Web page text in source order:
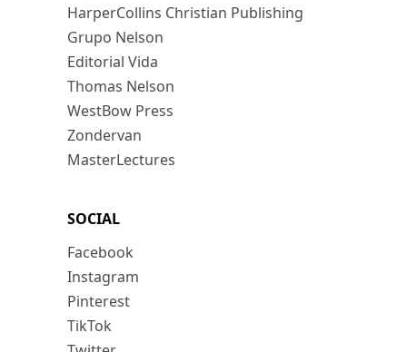
HarperCollins Christian Publishing
Grupo Nelson
Editorial Vida
Thomas Nelson
WestBow Press
Zondervan
MasterLectures
SOCIAL
Facebook
Instagram
Pinterest
TikTok